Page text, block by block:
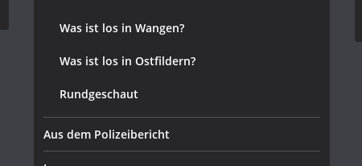
Was ist los in Wangen?
Was ist los in Ostfildern?
Rundgeschaut
Aus dem Polizeibericht